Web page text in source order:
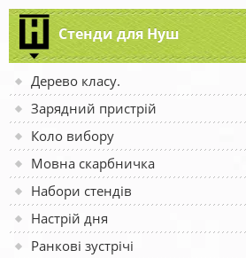
Стенди для Нуш
Дерево класу.
Зарядний пристрій
Коло вибору
Мовна скарбничка
Набори стендів
Настрій дня
Ранкові зустрічі